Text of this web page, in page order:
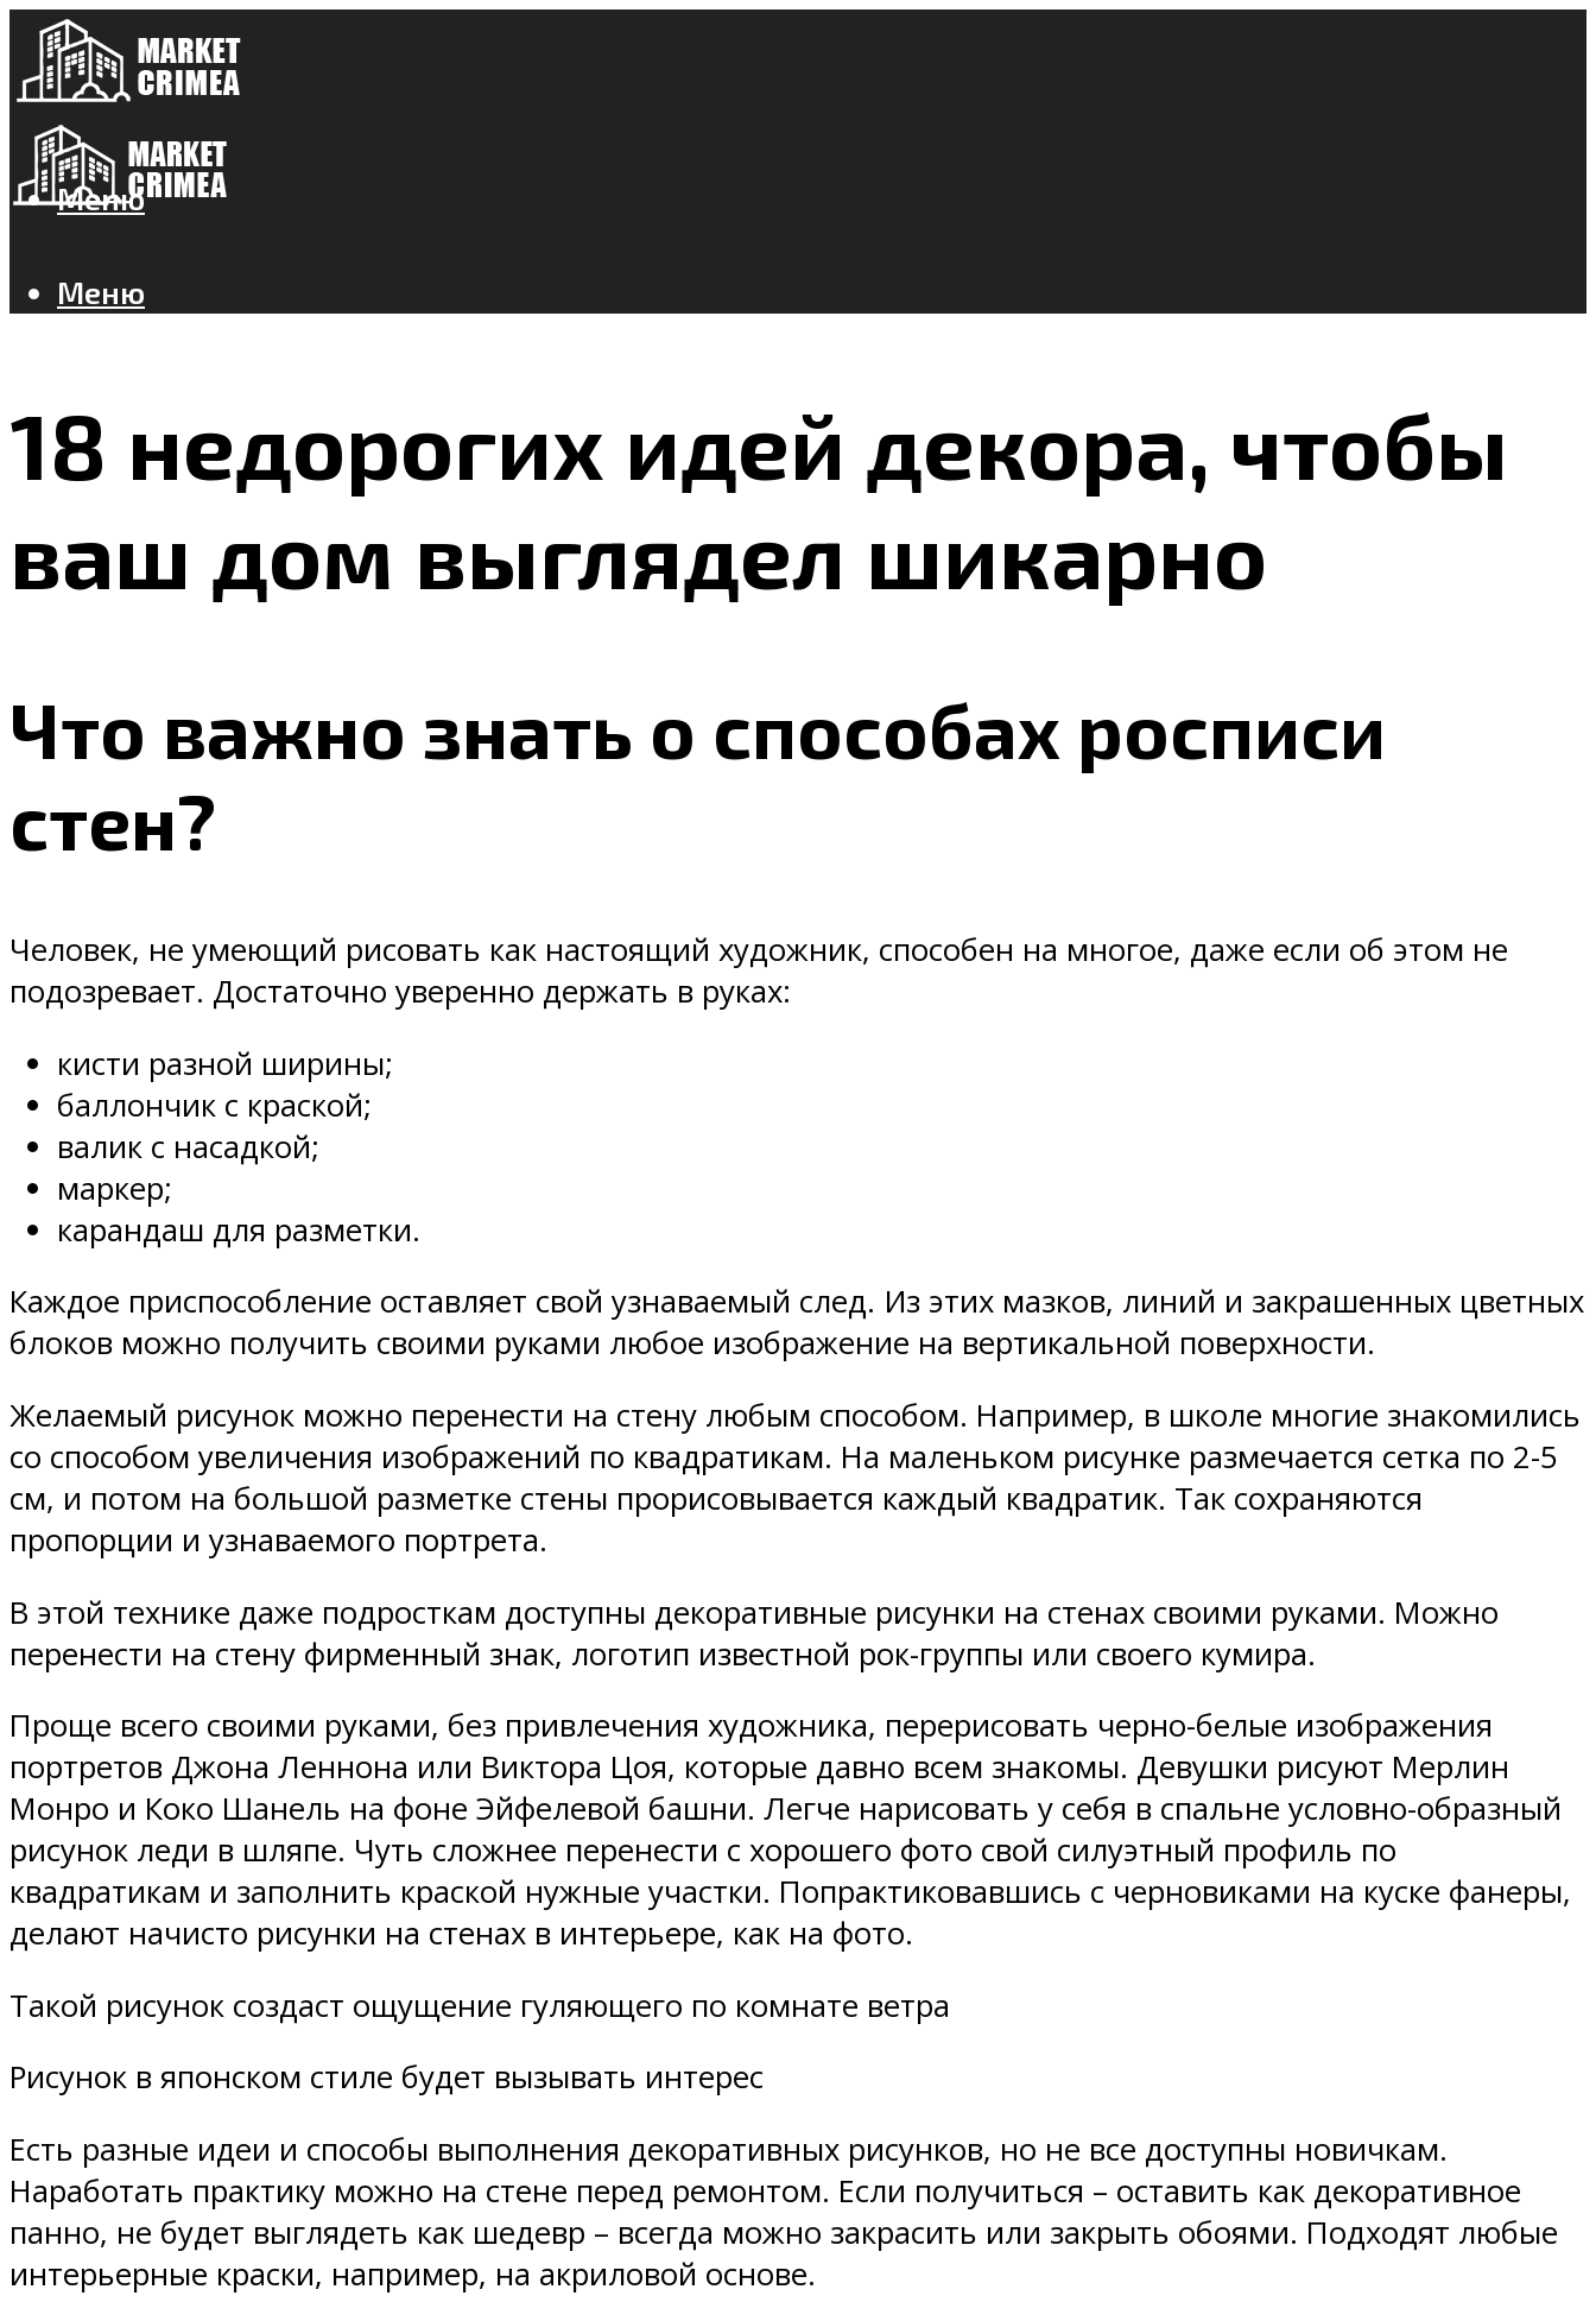
Меню
Меню
18 недорогих идей декора, чтобы
ваш дом выглядел шикарно
Что важно знать о способах росписи
стен?
Человек, не умеющий рисовать как настоящий художник, способен на многое, даже если об этом не
подозревает. Достаточно уверенно держать в руках:
кисти разной ширины;
баллончик с краской;
валик с насадкой;
маркер;
карандаш для разметки.
Каждое приспособление оставляет свой узнаваемый след. Из этих мазков, линий и закрашенных цветных
блоков можно получить своими руками любое изображение на вертикальной поверхности.
Желаемый рисунок можно перенести на стену любым способом. Например, в школе многие знакомились
со способом увеличения изображений по квадратикам. На маленьком рисунке размечается сетка по 2-5
см, и потом на большой разметке стены прорисовывается каждый квадратик. Так сохраняются
пропорции и узнаваемого портрета.
В этой технике даже подросткам доступны декоративные рисунки на стенах своими руками. Можно
перенести на стену фирменный знак, логотип известной рок-группы или своего кумира.
Проще всего своими руками, без привлечения художника, перерисовать черно-белые изображения
портретов Джона Леннона или Виктора Цоя, которые давно всем знакомы. Девушки рисуют Мерлин
Монро и Коко Шанель на фоне Эйфелевой башни. Легче нарисовать у себя в спальне условно-образный
рисунок леди в шляпе. Чуть сложнее перенести с хорошего фото свой силуэтный профиль по
квадратикам и заполнить краской нужные участки. Попрактиковавшись с черновиками на куске фанеры,
делают начисто рисунки на стенах в интерьере, как на фото.
Такой рисунок создаст ощущение гуляющего по комнате ветра
Рисунок в японском стиле будет вызывать интерес
Есть разные идеи и способы выполнения декоративных рисунков, но не все доступны новичкам.
Наработать практику можно на стене перед ремонтом. Если получиться – оставить как декоративное
панно, не будет выглядеть как шедевр – всегда можно закрасить или закрыть обоями. Подходят любые
интерьерные краски, например, на акриловой основе.